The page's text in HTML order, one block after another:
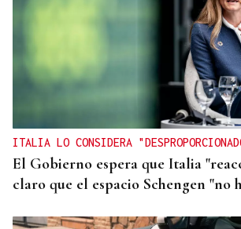
ITALIA LO CONSIDERA
El Gobierno espera que Italia
claro que el espacio Schengen "no